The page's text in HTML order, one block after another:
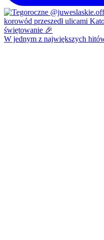
W jednym z największych